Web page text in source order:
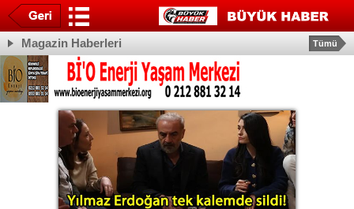
Magazin Haberleri Tümü